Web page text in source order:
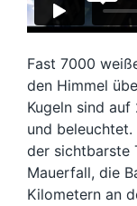
Fast 7000
den Himmel
Kugeln sind
und
der sichtbarste
Mauerfall, die
Kilometern an